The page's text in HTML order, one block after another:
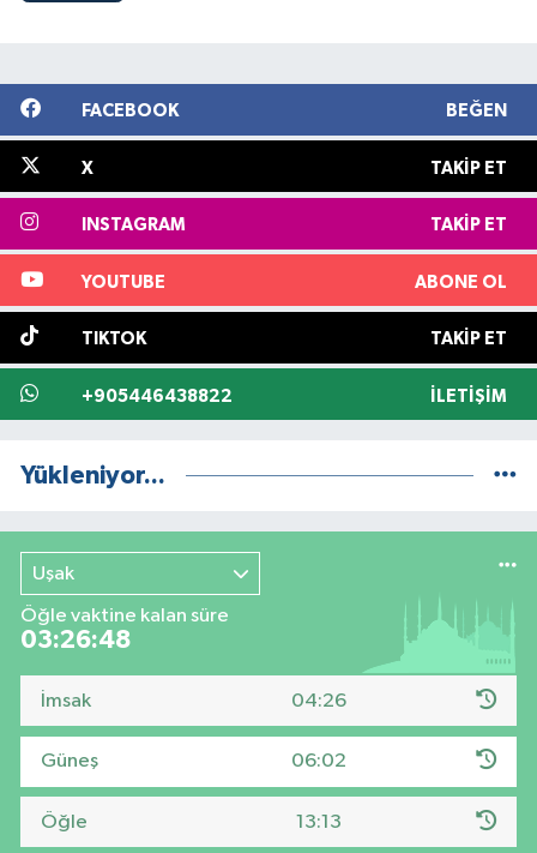
FACEBOOK BEĞEN
X TAKIP ET
INSTAGRAM TAKIP ET
YOUTUBE ABONE OL
TIKTOK TAKIP ET
+905446438822 İLETIŞIM
Yükleniyor...
Uşak
Öğle vaktine kalan süre
03:26:47
İmsak 04:26
Güneş 06:02
Öğle 13:13